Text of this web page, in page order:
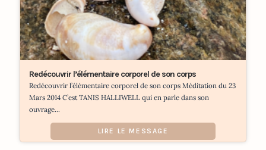
Redécouvrir l’élémentaire corporel de son corps
Redécouvrir l’élémentaire corporel de son corps Méditation du 23
Mars 2014 C’est TANIS HALLIWELL qui en parle dans son
ouvrage...
LIRE LE MESSAGE